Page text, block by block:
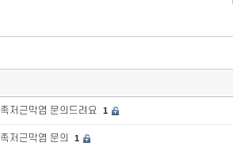
족저근막염 문의드려요 1
족저근막염 문의 1